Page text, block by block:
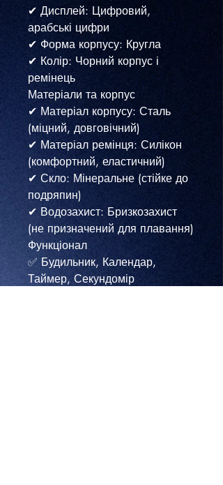
✔ Дисплей: Цифровий,
арабські цифри
✔ Форма корпусу: Кругла
✔ Колір: Чорний корпус і
ремінець
Матеріали та корпус
✔ Матеріал корпусу: Сталь
(міцний, довговічний)
✔ Матеріал ремінця: Силікон
(комфортний, еластичний)
✔ Скло: Мінеральне (стійке до
подряпин)
✔ Водозахист: Бризкозахист
(не призначений для плавання)
Функціонал
✅ Будильник, Календар,
Таймер, Секундомір